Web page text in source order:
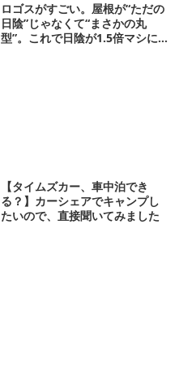
ロゴスがすごい。屋根が“ただの
日陰”じゃなくて“まさかの丸
型”。これで日陰が1.5倍マシに
【タイムズカー、車中泊でき
る？】カーシェアでキャンプし
たいので、直接聞いてみました